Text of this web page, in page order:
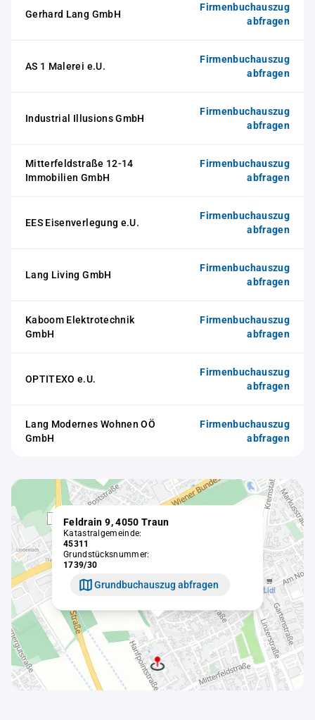
Gerhard Lang GmbH
Firmenbuchauszug
abfragen
AS 1 Malerei e.U.
Firmenbuchauszug
abfragen
Industrial Illusions GmbH
Firmenbuchauszug
abfragen
Mitterfeldstraße 12-14
Immobilien GmbH
Firmenbuchauszug
abfragen
EES Eisenverlegung e.U.
Firmenbuchauszug
abfragen
Lang Living GmbH
Firmenbuchauszug
abfragen
Kaboom Elektrotechnik
GmbH
Firmenbuchauszug
abfragen
OPTITEXO e.U.
Firmenbuchauszug
abfragen
Lang Modernes Wohnen OÖ
GmbH
Firmenbuchauszug
abfragen
Feldrain 9, 4050 Traun
Katastralgemeinde:
45311
Grundstücksnummer:
1739/30
Grundbuchauszug abfragen